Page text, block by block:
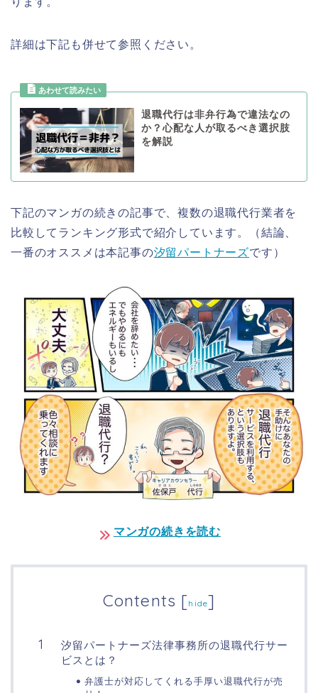
詳細は下記も併せて参照ください。
退職代行は非弁行為で違法なの
か？心配な人が取るべき選択肢
を解説
下記のマンガの続きの記事で、複数の退職代行業者を
比較してランキング形式で紹介しています。（結論、
一番のオススメは本記事の汐留パートナーズです）
マンガの続きを読む
Contents [hide]
汐留パートナーズ法律事務所の退職代行サー
ビスとは？
弁護士が対応してくれる手厚い退職代行が売